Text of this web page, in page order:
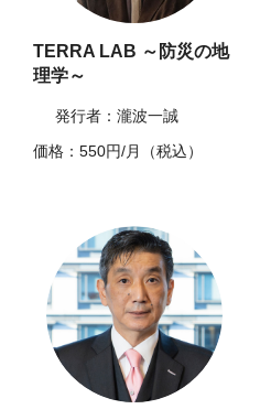
TERRA LAB ～防災の地
理学～
発行者：瀧波一誠
価格：550円/月（税込）